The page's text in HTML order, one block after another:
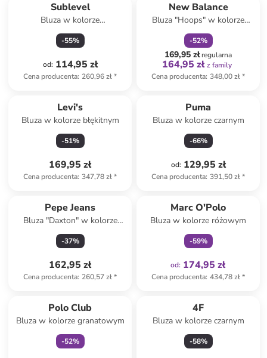
Sublevel
Bluza w kolorze
pomarańczowym
-55%
od: 114,95 zł
Cena producenta: 260,96 zł*
New Balance
Bluza "Hoops" w kolorze
czarnym
-52%
169,95 złregularna
164,95 zł z family
Cena producenta: 348,00 zł*
Levi's
Bluza w kolorze błękitnym
-51%
169,95 zł
Cena producenta: 347,78 zł*
Puma
Bluza w kolorze czarnym
-66%
od: 129,95 zł
Cena producenta: 391,50 zł*
Pepe Jeans
Bluza "Daxton" w kolorze
granatowym
-37%
162,95 zł
Cena producenta: 260,57 zł*
Marc O'Polo
Bluza w kolorze różowym
-59%
od: 174,95 zł
Cena producenta: 434,78 zł*
Polo Club
Bluza w kolorze granatowym
-52%
4F
Bluza w kolorze czarnym
-58%